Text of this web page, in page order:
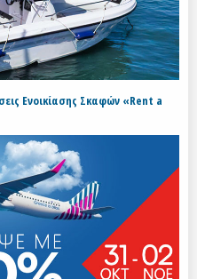
Ενοικίασης Σκαφών «Rent a